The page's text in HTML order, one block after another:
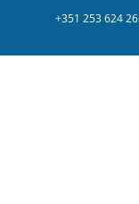
+351 253 624